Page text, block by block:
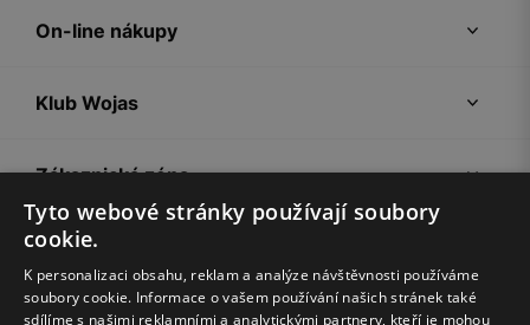
On-line nákupy
Klub Wojas
Zákaznická zóna
Společnost Wojas
Rady
Tyto webové stránky používají soubory
cookie.
K personalizaci obsahu, reklam a analýze návštěvnosti používáme
soubory cookie. Informace o vašem používání našich stránek také
sdílíme s našimi reklamními a analytickými partnery, kteří je mohou